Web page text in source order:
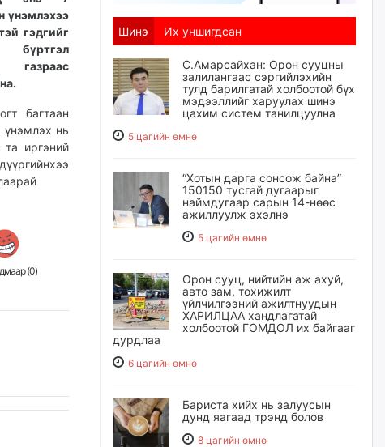
үнэмлэхээ
гэдгийг
газраас
багтаан
үнэмлэх нь
иргэний
(0)
Шинэ Их уншигдсан
С.Амарсайхан: Орон сууцны
залилангаас сэргийлэхийн
тулд барилгатай холбоотой бүх
мэдээллийг харуулах шинэ
цахим систем танилцуулна
5 цагийн өмнө
“Хотын дарга сонсож байна”
150150 тусгай дугаарыг
наймдугаар сарын 14-нөөс
ажиллуулж эхэлнэ
5 цагийн өмнө
Орон сууц, нийтийн аж ахуй,
авто зам, тохижилт
үйлчилгээний ажилтнуудын
ХАРИЛЦАА хандлагатай
холбоотой ГОМДОЛ их байгааг
дурдлаа
6 цагийн өмнө
Бариста хийх нь залуусын
дунд яагаад трэнд болов
8 цагийн өмнө